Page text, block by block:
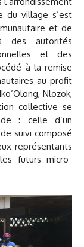
du village s’est
et de
des autorités
et des
à la remise
au profit
Nlozok,
collective se
: celle d’un
suivi composé
représentants
futurs micro-